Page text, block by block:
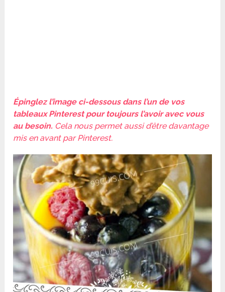
Épinglez l’image ci-dessous dans l’un de vos
tableaux Pinterest pour toujours l’avoir avec vous
au besoin. Cela nous permet aussi d’être davantage
mis en avant par Pinterest.